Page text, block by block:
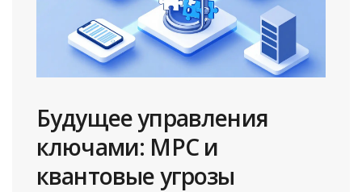
Будущее управления
ключами: MPC и
квантовые угрозы